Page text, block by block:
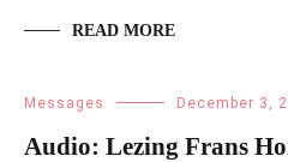
READ MORE
Messages December 3,
Audio: Lezing Frans